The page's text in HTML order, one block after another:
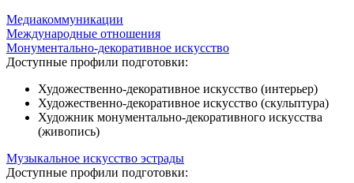
Медиакоммуникации
Международные отношения
Монументально-декоративное искусство
Доступные профили подготовки:
Художественно-декоративное искусство (интерьер)
Художественно-декоративное искусство (скульптура)
Художник монументально-декоративного искусства
(живопись)
Музыкальное искусство эстрады
Доступные профили подготовки: